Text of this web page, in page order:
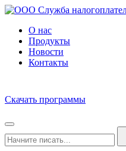
О нас
Продукты
Новости
Контакты
Скачать программы